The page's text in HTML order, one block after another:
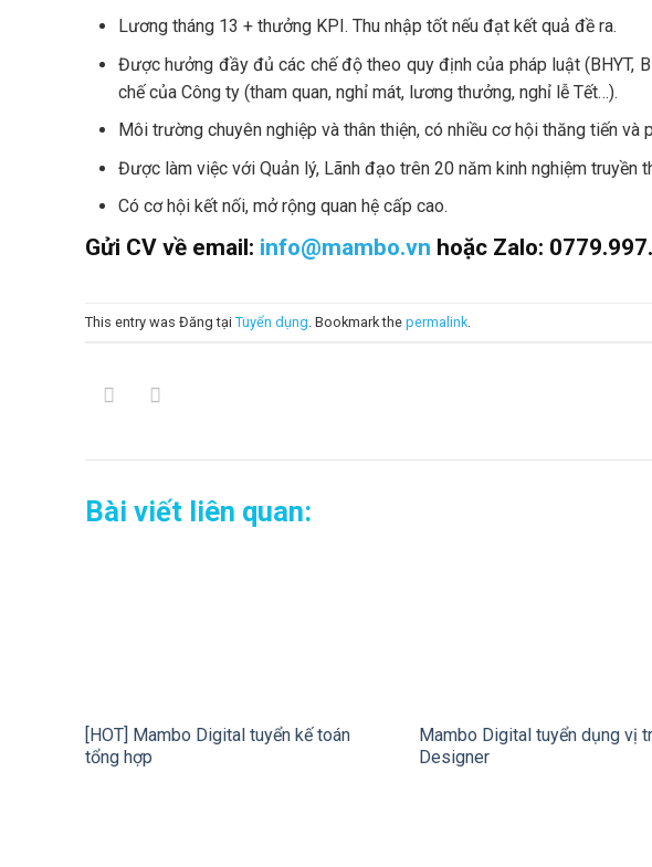
Lương tháng 13 + thưởng KPI. Thu nhập tốt nếu đạt kết quả đề ra.
Được hưởng đầy đủ các chế độ theo quy định của pháp luật (BHYT,
chế của Công ty (tham quan, nghỉ mát, lương thưởng, nghỉ lễ Tết…).
Môi trường chuyên nghiệp và thân thiện, có nhiều cơ hội thăng tiến và
Được làm việc với Quản lý, Lãnh đạo trên 20 năm kinh nghiệm truyền
Có cơ hội kết nối, mở rộng quan hệ cấp cao.
Gửi CV về email: info@mambo.vn hoặc Zalo:
This entry was Đăng tại Tuyển dụng . Bookmark the permalink
Bài viết liên quan:
[HOT] Mambo Digital tuyển kế toán
tổng hợp
Mambo Digital tuyển dụng vị
Designer